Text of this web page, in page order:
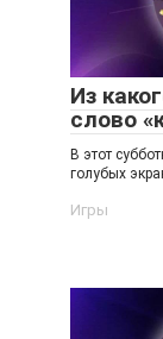
Из
слово
В этот
голубых
Игры